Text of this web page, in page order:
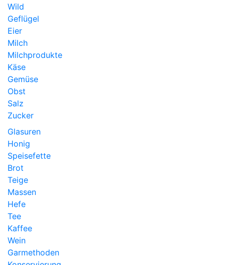
Wild
Geflügel
Eier
Milch
Milchprodukte
Käse
Gemüse
Obst
Salz
Zucker
Glasuren
Honig
Speisefette
Brot
Teige
Massen
Hefe
Tee
Kaffee
Wein
Garmethoden